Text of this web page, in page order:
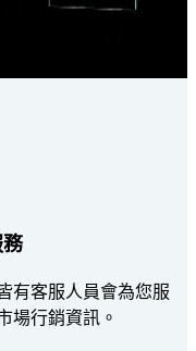
有客服人員會為您服
場行銷資訊。